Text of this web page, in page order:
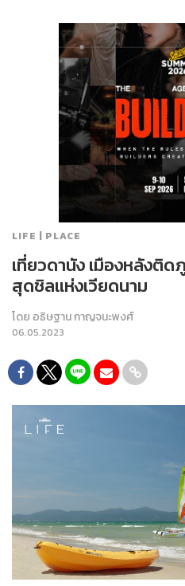
LIFE | PLACE
เที่ยวดานัง เมืองหลังติด
สุดชิลแห่งเวียดนาม
โดย อธิษฐาน กาญจนะพงศ์
06.05.2023